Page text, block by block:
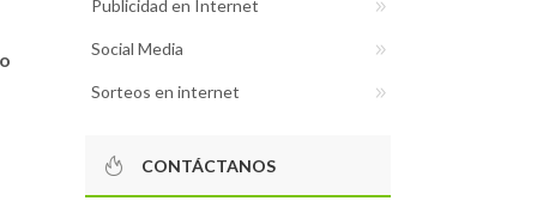
Publicidad en Internet
Social Media
Sorteos en internet
CONTÁCTANOS